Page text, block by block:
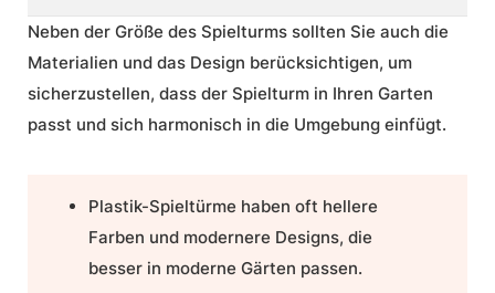
Neben der Größe des Spielturms sollten Sie auch die
Materialien und das Design berücksichtigen, um
sicherzustellen, dass der Spielturm in Ihren Garten
passt und sich harmonisch in die Umgebung einfügt.
Plastik-Spieltürme haben oft hellere
Farben und modernere Designs, die
besser in moderne Gärten passen.